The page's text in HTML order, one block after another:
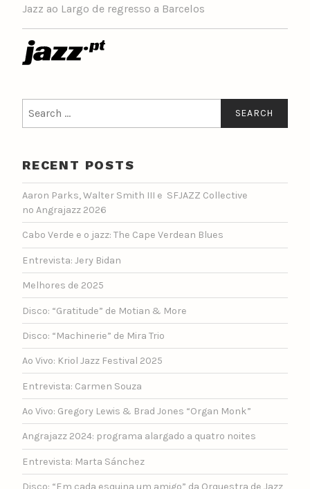
Jazz ao Largo de regresso a Barcelos
for:
RECENT POSTS
Aaron Parks, Walter Smith III e SFJAZZ Collective
no Angrajazz 2026
Cabo Verde e o jazz: The Cape Verdean Blues
Entrevista: Jery Bidan
Melhores de 2025
Disco: “Gratitude” de Motian & More
Disco: “Machinerie” de Mira Trio
Ao Vivo: Kriol Jazz Festival 2025
Entrevista: Carmen Souza
Ao Vivo: Gregory Lewis & Brad Jones “Organ Monk”
Angrajazz 2024: programa alargado a quatro noites
Entrevista: Marta Sánchez